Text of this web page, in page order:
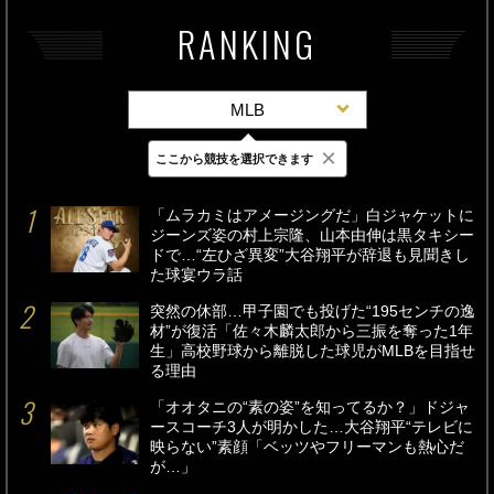
RANKING
MLB
最新 24時間 週間
「ムラカミはアメージングだ」白ジャケットに
ジーンズ姿の村上宗隆、山本由伸は黒タキシー
ドで…“左ひざ異変”大谷翔平が辞退も見聞きし
た球宴ウラ話
突然の休部…甲子園でも投げた“195センチの逸
材”が復活「佐々木麟太郎から三振を奪った1年
生」高校野球から離脱した球児がMLBを目指せ
る理由
「オオタニの“素の姿”を知ってるか？」ドジャ
ースコーチ3人が明かした…大谷翔平“テレビに
映らない”素顔「ベッツやフリーマンも熱心だ
が…」
ここから競技を選択できます ×